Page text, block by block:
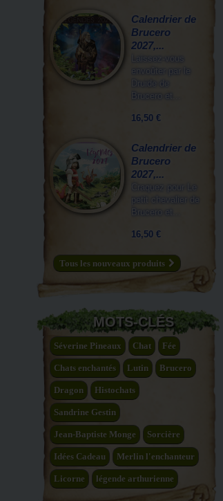
Calendrier de
Brucero
2027,...
Laissez-vous
envoûter par le
Druide de
Brucero et...
16,50 €
Calendrier de
Brucero
2027,...
Craquez pour Le
petit chevalier de
Brucero et...
16,50 €
Tous les nouveaux produits
MOTS-CLÉS
Séverine Pineaux Chat Fée
Chats enchantés Lutin Brucero
Dragon Histochats
Sandrine Gestin
Jean-Baptiste Monge Sorcière
Idées Cadeau Merlin l'enchanteur
Licorne légende arthurienne